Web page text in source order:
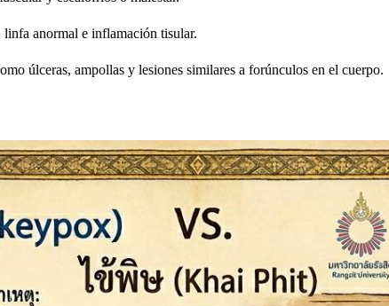
linfa anormal e inflamación tisular.
úlceras, ampollas y lesiones similares a forúnculos en el cuerpo.